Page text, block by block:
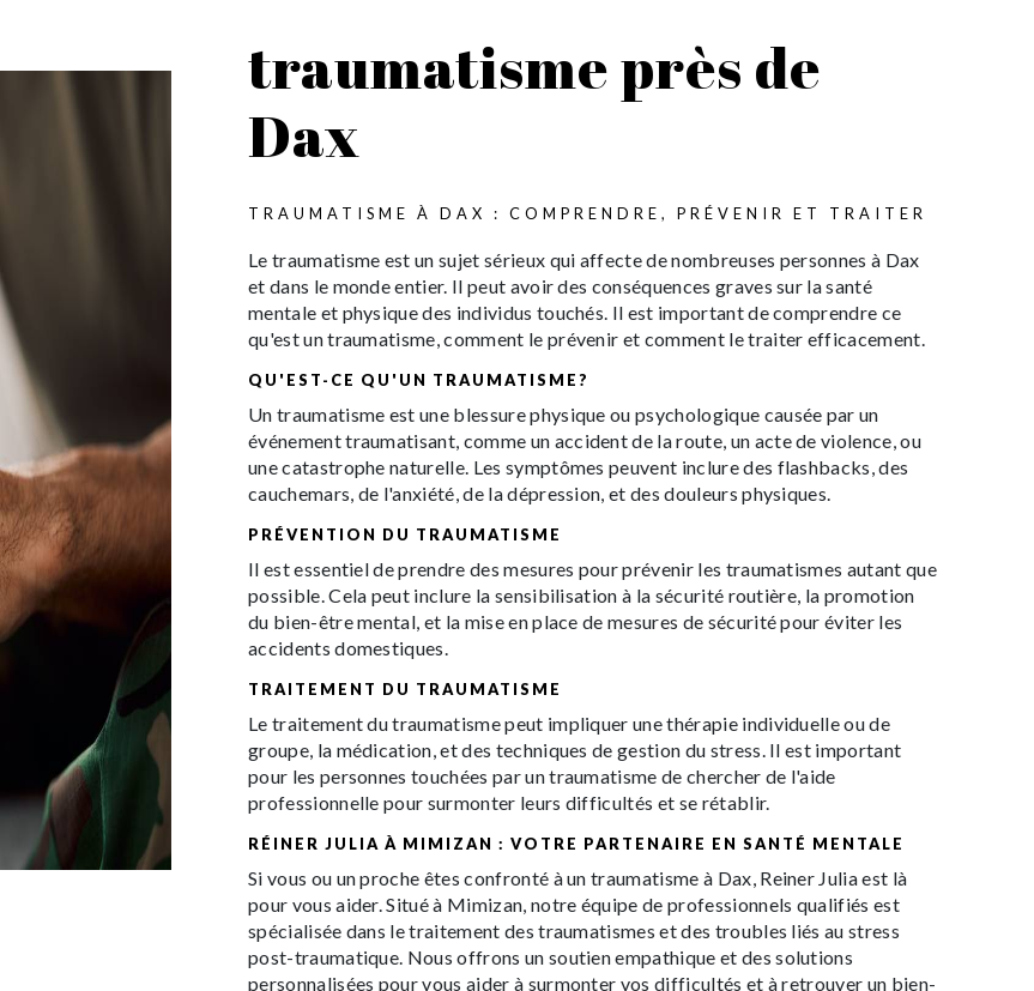
traumatisme près de
Dax
TRAUMATISME À DAX : COMPRENDRE, PRÉVENIR ET TRAITER
Le traumatisme est un sujet sérieux qui affecte de nombreuses personnes à Dax
et dans le monde entier. Il peut avoir des conséquences graves sur la santé
mentale et physique des individus touchés. Il est important de comprendre ce
qu'est un traumatisme, comment le prévenir et comment le traiter efficacement.
QU'EST-CE QU'UN TRAUMATISME?
Un traumatisme est une blessure physique ou psychologique causée par un
événement traumatisant, comme un accident de la route, un acte de violence, ou
une catastrophe naturelle. Les symptômes peuvent inclure des flashbacks, des
cauchemars, de l'anxiété, de la dépression, et des douleurs physiques.
PRÉVENTION DU TRAUMATISME
Il est essentiel de prendre des mesures pour prévenir les traumatismes autant que
possible. Cela peut inclure la sensibilisation à la sécurité routière, la promotion
du bien-être mental, et la mise en place de mesures de sécurité pour éviter les
accidents domestiques.
TRAITEMENT DU TRAUMATISME
Le traitement du traumatisme peut impliquer une thérapie individuelle ou de
groupe, la médication, et des techniques de gestion du stress. Il est important
pour les personnes touchées par un traumatisme de chercher de l'aide
professionnelle pour surmonter leurs difficultés et se rétablir.
RÉINER JULIA À MIMIZAN : VOTRE PARTENAIRE EN SANTÉ MENTALE
Si vous ou un proche êtes confronté à un traumatisme à Dax, Reiner Julia est là
pour vous aider. Situé à Mimizan, notre équipe de professionnels qualifiés est
spécialisée dans le traitement des traumatismes et des troubles liés au stress
post-traumatique. Nous offrons un soutien empathique et des solutions
personnalisées pour vous aider à surmonter vos difficultés et à retrouver un bien-